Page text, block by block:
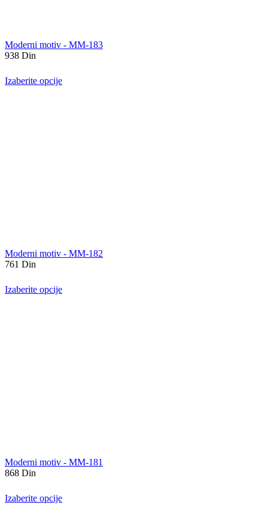
Moderni motiv - MM-183
938 Din
Izaberite opcije
Moderni motiv - MM-182
761 Din
Izaberite opcije
Moderni motiv - MM-181
868 Din
Izaberite opcije